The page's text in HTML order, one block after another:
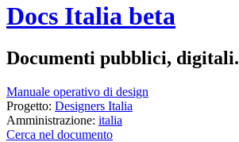
Docs Italia beta
Documenti pubblici, digitali.
Manuale operativo di design
Progetto: Designers Italia
Amministrazione: italia
Cerca nel documento